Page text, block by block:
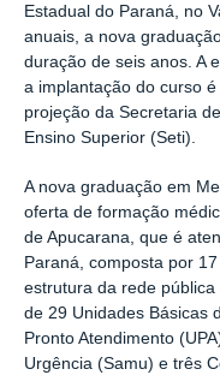
Estadual do Paraná, no
anuais, a nova
duração de seis anos. A
a implantação do curso
projeção da Secretaria
Ensino Superior (Seti).
A nova graduação em
oferta de formação
de Apucarana, que é
Paraná, composta por
estrutura da rede
de 29 Unidades Básicas
Pronto Atendimento
Urgência (Samu) e três